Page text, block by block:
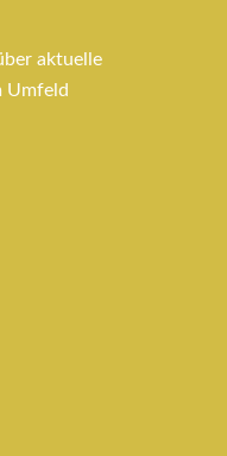
aktuelle
Umfeld